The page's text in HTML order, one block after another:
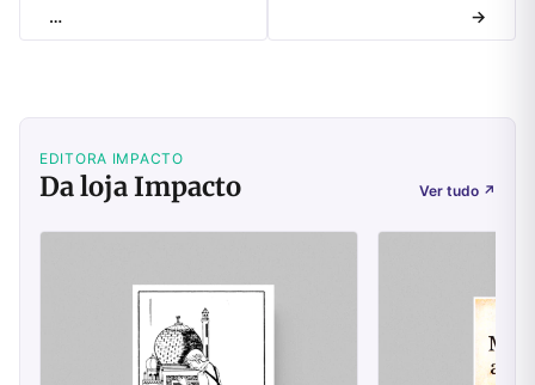
…
→
EDITORA IMPACTO
Da loja Impacto Ver tudo ↗